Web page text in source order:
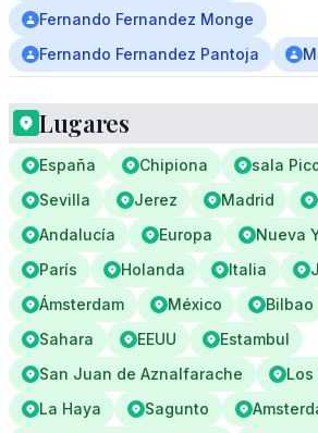
Fernando Fernandez Monge
Fernando Fernandez Pantoja
Lugares
España Chipiona sala
Sevilla
Jerez Madrid
Andalucía
Europa Nueva
París
Holanda Italia
Ámsterdam
México Bilbao
Sahara
EEUU
Estambul
San Juan de Aznalfarache
Los
La Haya
Sagunto